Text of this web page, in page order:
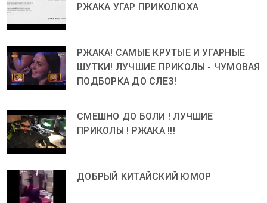
РЖАКА УГАР ПРИКОЛЮХА
РЖАКА! САМЫЕ КРУТЫЕ И УГАРНЫЕ
ШУТКИ! ЛУЧШИЕ ПРИКОЛЫ - ЧУМОВАЯ
ПОДБОРКА ДО СЛЕЗ!
СМЕШНО ДО БОЛИ ! ЛУЧШИЕ
ПРИКОЛЫ ! РЖАКА !!!
ДОБРЫЙ КИТАЙСКИЙ ЮМОР